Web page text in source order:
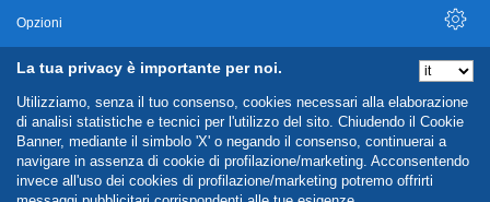
La tua privacy è importante per noi.
Utilizziamo, senza il tuo consenso, cookies necessari alla elaborazione
di analisi statistiche e tecnici per l'utilizzo del sito. Chiudendo il Cookie
Banner, mediante il simbolo 'X' o negando il consenso, continuerai a
navigare in assenza di cookie di profilazione/marketing. Acconsentendo
invece all'uso dei cookies di profilazione/marketing potremo offrirti
Opzioni
Nascondi Opzioni